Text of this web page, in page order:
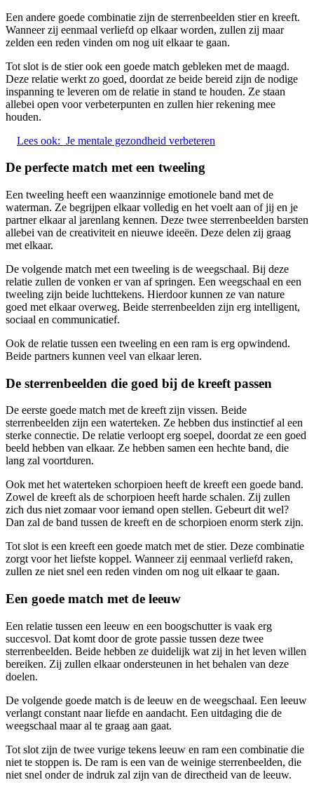
Een andere goede combinatie zijn de sterrenbeelden stier en kreeft.
Wanneer zij eenmaal verliefd op elkaar worden, zullen zij maar
zelden een reden vinden om nog uit elkaar te gaan.
Tot slot is de stier ook een goede match gebleken met de maagd.
Deze relatie werkt zo goed, doordat ze beide bereid zijn de nodige
inspanning te leveren om de relatie in stand te houden. Ze staan
allebei open voor verbeterpunten en zullen hier rekening mee
houden.
Lees ook: Je mentale gezondheid verbeteren
De perfecte match met een tweeling
Een tweeling heeft een waanzinnige emotionele band met de
waterman. Ze begrijpen elkaar volledig en het voelt aan of jij en je
partner elkaar al jarenlang kennen. Deze twee sterrenbeelden barsten
allebei van de creativiteit en nieuwe ideeën. Deze delen zij graag
met elkaar.
De volgende match met een tweeling is de weegschaal. Bij deze
relatie zullen de vonken er van af springen. Een weegschaal en een
tweeling zijn beide luchttekens. Hierdoor kunnen ze van nature
goed met elkaar overweg. Beide sterrenbeelden zijn erg intelligent,
sociaal en communicatief.
Ook de relatie tussen een tweeling en een ram is erg opwindend.
Beide partners kunnen veel van elkaar leren.
De sterrenbeelden die goed bij de kreeft passen
De eerste goede match met de kreeft zijn vissen. Beide
sterrenbeelden zijn een waterteken. Ze hebben dus instinctief al een
sterke connectie. De relatie verloopt erg soepel, doordat ze een goed
beeld hebben van elkaar. Ze hebben samen een hechte band, die
lang zal voortduren.
Ook met het waterteken schorpioen heeft de kreeft een goede band.
Zowel de kreeft als de schorpioen heeft harde schalen. Zij zullen
zich dus niet zomaar voor iemand open stellen. Gebeurt dit wel?
Dan zal de band tussen de kreeft en de schorpioen enorm sterk zijn.
Tot slot is een kreeft een goede match met de stier. Deze combinatie
zorgt voor het liefste koppel. Wanneer zij eenmaal verliefd raken,
zullen ze niet snel een reden vinden om nog uit elkaar te gaan.
Een goede match met de leeuw
Een relatie tussen een leeuw en een boogschutter is vaak erg
succesvol. Dat komt door de grote passie tussen deze twee
sterrenbeelden. Beide hebben ze duidelijk wat zij in het leven willen
bereiken. Zij zullen elkaar ondersteunen in het behalen van deze
doelen.
De volgende goede match is de leeuw en de weegschaal. Een leeuw
verlangt constant naar liefde en aandacht. Een uitdaging die de
weegschaal maar al te graag aan gaat.
Tot slot zijn de twee vurige tekens leeuw en ram een combinatie die
niet te stoppen is. De ram is een van de weinige sterrenbeelden, die
niet snel onder de indruk zal zijn van de directheid van de leeuw.